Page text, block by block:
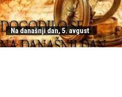
Na današnji dan, 5. avgust